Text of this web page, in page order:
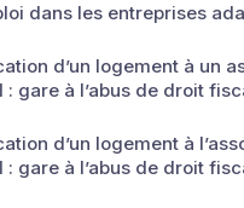
dans les entreprises
d’un logement à un
: gare à l’abus de droit
d’un logement à
: gare à l’abus de droit